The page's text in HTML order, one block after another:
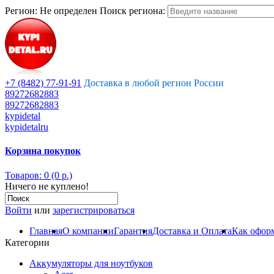
Регион: Не определен Поиск региона:
+7 (8482) 77-91-91 Доставка в любой регион России
89272682883
89272682883
kypidetal
kypidetalru
Корзина покупок
Товаров: 0 (0 р.)
Ничего не куплено!
Войти или зарегистрироваться
ГлавнаяО компанииГарантияДоставка и ОплатаКак
Категории
Аккумуляторы для ноутбуков